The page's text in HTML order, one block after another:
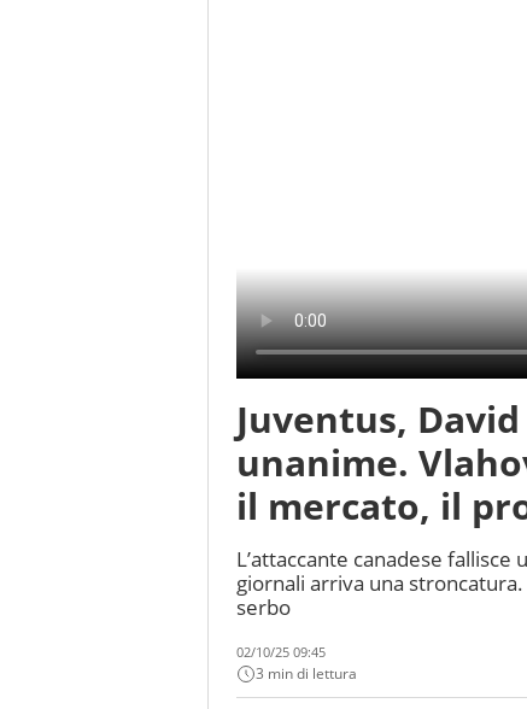
Juventus,
unanime.
il mercato, il
L’attaccante canadese
giornali arriva una
serbo
02/10/25 09:45
3 min di lettura